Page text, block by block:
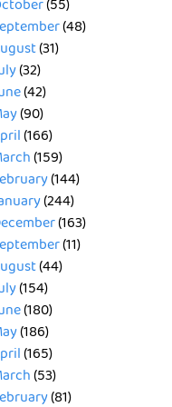
(55)
(48)
(31)
(32)
(42)
(90)
(166)
(159)
(144)
(244)
(163)
(11)
(44)
(154)
(180)
(186)
(165)
(53)
(81)